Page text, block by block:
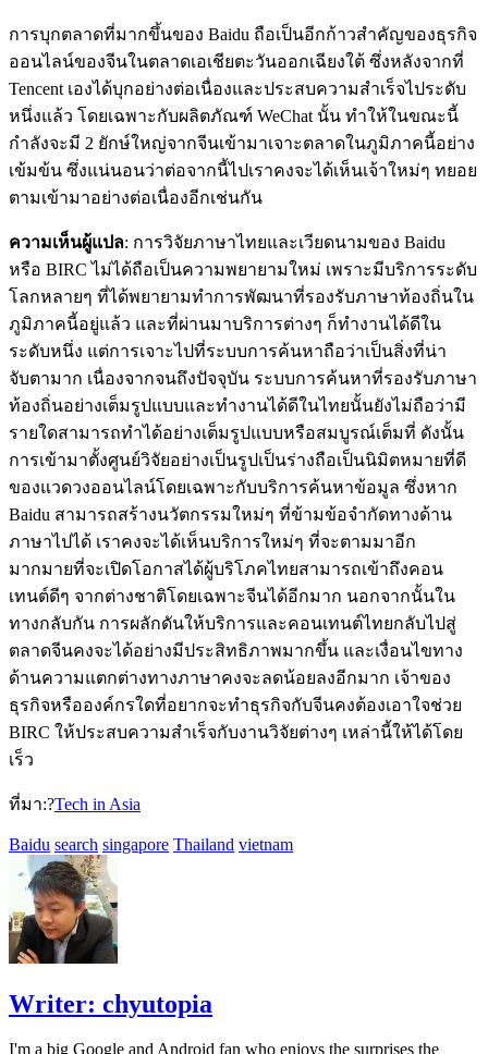
การบุกตลาดที่มากขึ้นของ Baidu ถือเป็นอีกก้าวสำคัญของธุรกิจ
ออนไลน์ของจีนในตลาดเอเชียตะวันออกเฉียงใต้ ซึ่งหลังจากที่
Tencent เองได้บุกอย่างต่อเนื่องและประสบความสำเร็จไประดับ
หนึ่งแล้ว โดยเฉพาะกับผลิตภัณฑ์ WeChat นั้น ทำให้ในขณะนี้
กำลังจะมี 2 ยักษ์ใหญ่จากจีนเข้ามาเจาะตลาดในภูมิภาคนี้อย่าง
เข้มข้น ซึ่งแน่นอนว่าต่อจากนี้ไปเราคงจะได้เห็นเจ้าใหม่ๆ ทยอย
ตามเข้ามาอย่างต่อเนื่องอีกเช่นกัน
ความเห็นผู้แปล: การวิจัยภาษาไทยและเวียดนามของ Baidu
หรือ BIRC ไม่ได้ถือเป็นความพยายามใหม่ เพราะมีบริการระดับ
โลกหลายๆ ที่ได้พยายามทำการพัฒนาที่รองรับภาษาท้องถิ่นใน
ภูมิภาคนี้อยู่แล้ว และที่ผ่านมาบริการต่างๆ ก็ทำงานได้ดีใน
ระดับหนึ่ง แต่การเจาะไปที่ระบบการค้นหาถือว่าเป็นสิ่งที่น่า
จับตามาก เนื่องจากจนถึงปัจจุบัน ระบบการค้นหาที่รองรับภาษา
ท้องถิ่นอย่างเต็มรูปแบบและทำงานได้ดีในไทยนั้นยังไม่ถือว่ามี
รายใดสามารถทำได้อย่างเต็มรูปแบบหรือสมบูรณ์เต็มที่ ดังนั้น
การเข้ามาตั้งศูนย์วิจัยอย่างเป็นรูปเป็นร่างถือเป็นนิมิตหมายที่ดี
ของแวดวงออนไลน์โดยเฉพาะกับบริการค้นหาข้อมูล ซึ่งหาก
Baidu สามารถสร้างนวัตกรรมใหม่ๆ ที่ข้ามข้อจำกัดทางด้าน
ภาษาไปได้ เราคงจะได้เห็นบริการใหม่ๆ ที่จะตามมาอีก
มากมายที่จะเปิดโอกาสได้ผู้บริโภคไทยสามารถเข้าถึงคอน
เทนต์ดีๆ จากต่างชาติโดยเฉพาะจีนได้อีกมาก นอกจากนั้นใน
ทางกลับกัน การผลักดันให้บริการและคอนเทนต์ไทยกลับไปสู่
ตลาดจีนคงจะได้อย่างมีประสิทธิภาพมากขึ้น และเงื่อนไขทาง
ด้านความแตกต่างทางภาษาคงจะลดน้อยลงอีกมาก เจ้าของ
ธุรกิจหรือองค์กรใดที่อยากจะทำธุรกิจกับจีนคงต้องเอาใจช่วย
BIRC ให้ประสบความสำเร็จกับงานวิจัยต่างๆ เหล่านี้ให้ได้โดย
เร็ว
ที่มา:?Tech in Asia
Baidu search singapore Thailand vietnam
Writer: chyutopia
I'm a big Google and Android fan who enjoys the surprises the